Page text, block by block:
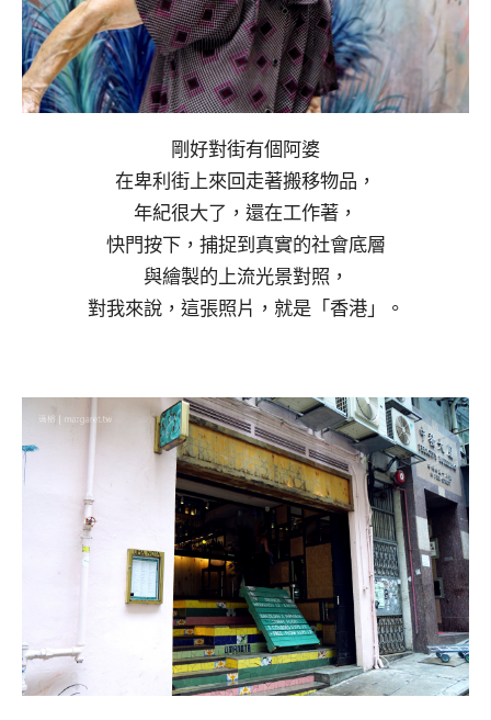
剛好對街有個阿婆
在卑利街上來回走著搬移物品，
年紀很大了，還在工作著，
快門按下，捕捉到真實的社會底層
與繪製的上流光景對照，
對我來說，這張照片，就是「香港」。